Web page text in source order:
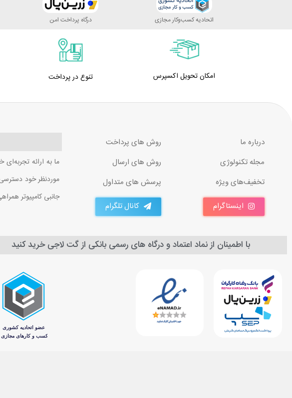
اتحادیه کسب‌وکار مجازی درگاه پرداخت امن
امکان تحویل اکسپرس تنوع در پرداخت
درباره ما
مجله تکنولوژی
تخفیف‌های ویژه
اینستاگرام
روش های پرداخت
روش های ارسال
پرسش های متداول
کانال تلگرام
ما به ارائه
موردنظر خود دسترسی
جانبی کامپیوتر
با اطمینان از نماد اعتماد و درگاه های رسمی بانکی از گت لاجی خرید کنید